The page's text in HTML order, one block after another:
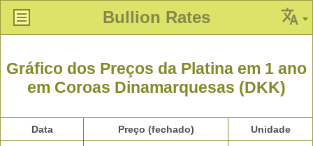
Bullion Rates
Gráfico dos Preços da Platina em 1 ano
em Coroas Dinamarquesas (DKK)
Data Preço (fechado) Unidade